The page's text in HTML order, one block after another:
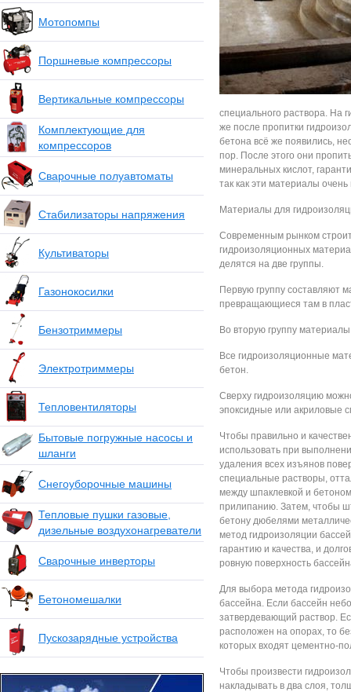
Мотопомпы
Поршневые компрессоры
Вертикальные компрессоры
Комплектующие для
компрессоров
Сварочные полуавтоматы
Стабилизаторы напряжения
Культиваторы
Газонокосилки
Бензотриммеры
Электротриммеры
Тепловентиляторы
Бытовые погружные насосы и
шланги
Снегоуборочные машины
Тепловые пушки газовые,
дизельные воздухонагреватели
Сварочные инверторы
Бетономешалки
Пускозарядные устройства
специального раствора. На
же после пропитки
бетона всё же появились,
пор. После этого они
минеральных кислот,
так как эти материалы
Материалы для
Современным рынком
гидроизоляционных
делятся на две группы.
Первую группу составляют
превращающиеся там в
Во вторую группу
Все гидроизоляционные
бетон.
Сверху гидроизоляцию
эпоксидные или акриловые
Чтобы правильно и
использовать при
удаления всех изъянов
специальные растворы,
между шпаклевкой и
прилипанию. Затем, чтобы
бетону дюбелями
метод гидроизоляции
гарантию и качества, и
ровную поверхность
Для выбора метода
бассейна. Если бассейн
затвердевающий раствор.
расположен на опорах, то
которых входят цементно-
Чтобы произвести
накладывать в два слоя,